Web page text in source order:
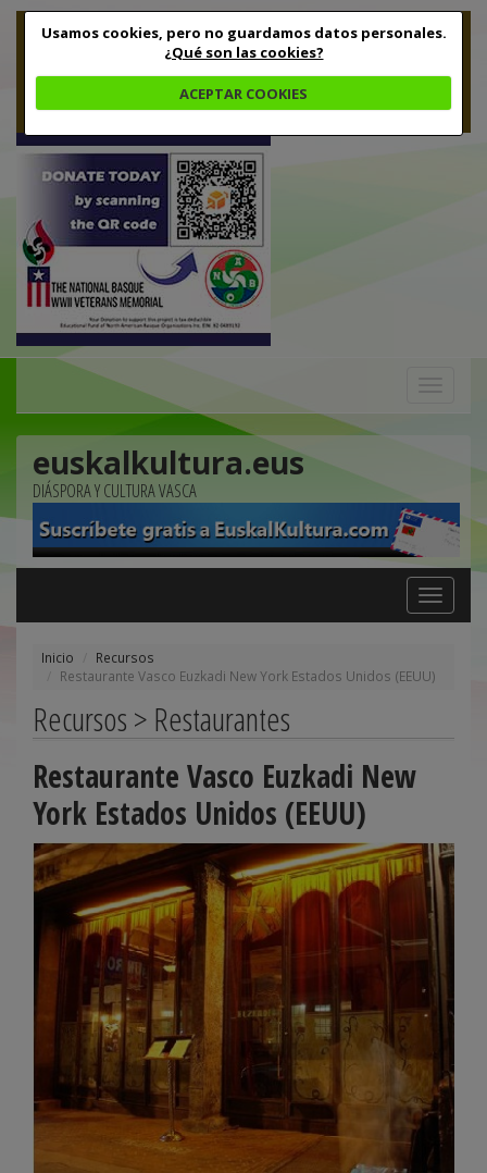
Usamos cookies, pero no guardamos datos personales.
¿Qué son las cookies?
ACEPTAR COOKIES
euskalkultura.eus
DIÁSPORA Y CULTURA VASCA
Toggle
navigation
Inicio
Recursos
Restaurante Vasco Euzkadi New York Estados Unidos (EEUU)
Recursos > Restaurantes
Restaurante Vasco Euzkadi New
York Estados Unidos (EEUU)